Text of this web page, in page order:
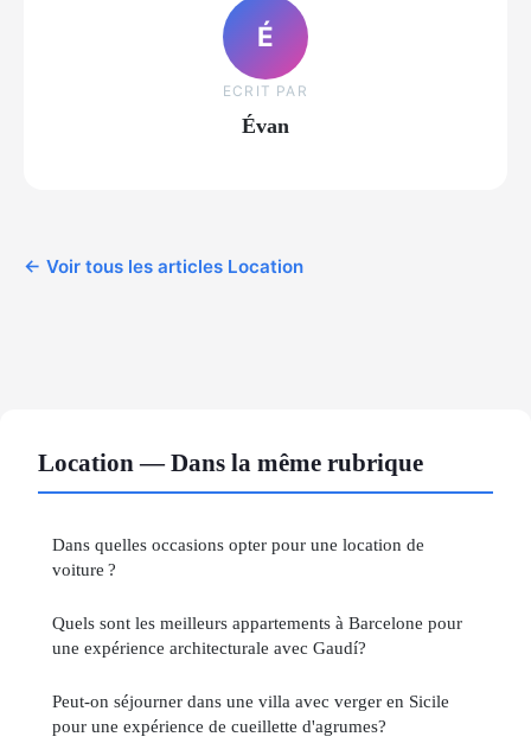
É
ECRIT PAR
Évan
← Voir tous les articles Location
Location — Dans la même rubrique
Dans quelles occasions opter pour une location de
voiture ?
Quels sont les meilleurs appartements à Barcelone pour
une expérience architecturale avec Gaudí?
Peut-on séjourner dans une villa avec verger en Sicile
pour une expérience de cueillette d'agrumes?